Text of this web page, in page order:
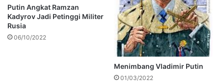
Putin Angkat Ramzan
Kadyrov Jadi Petinggi Militer
Rusia
06/10/2022
Menimbang Vladimir Putin
01/03/2022